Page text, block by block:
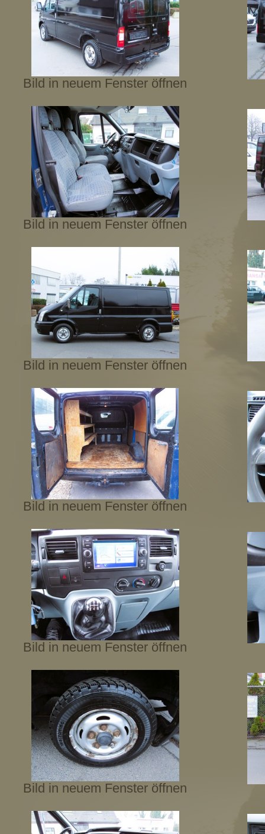
Bild in neuem Fenster öffnen
Bild in neuem Fenster öffnen
Bild in neuem Fenster öffnen
Bild in neuem Fenster öffnen
Bild in neuem Fenster öffnen
Bild in neuem Fenster öffnen